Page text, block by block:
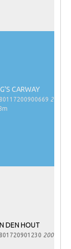
CARWAY
2009
DEN HOUT
2009